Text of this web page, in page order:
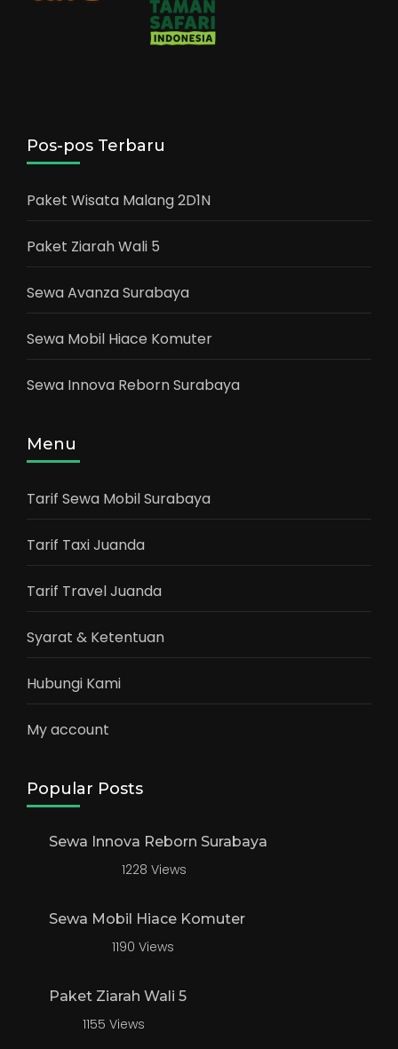
Pos-pos Terbaru
Paket Wisata Malang 2D1N
Paket Ziarah Wali 5
Sewa Avanza Surabaya
Sewa Mobil Hiace Komuter
Sewa Innova Reborn Surabaya
Menu
Tarif Sewa Mobil Surabaya
Tarif Taxi Juanda
Tarif Travel Juanda
Syarat & Ketentuan
Hubungi Kami
My account
Popular Posts
Sewa Innova Reborn Surabaya
1228 Views
Sewa Mobil Hiace Komuter
1190 Views
Paket Ziarah Wali 5
1155 Views